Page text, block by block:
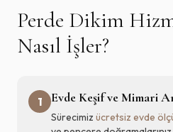
Perde Dikim
Nasıl İşler?
1 Evde Keşif ve Mimari
Sürecimiz ücretsiz evde